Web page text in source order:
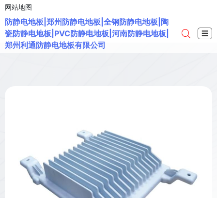
网站地图
防静电地板|郑州防静电地板|全钢防静电地板|陶
瓷防静电地板|PVC防静电地板|河南防静电地板|
郑州利通防静电地板有限公司
☰